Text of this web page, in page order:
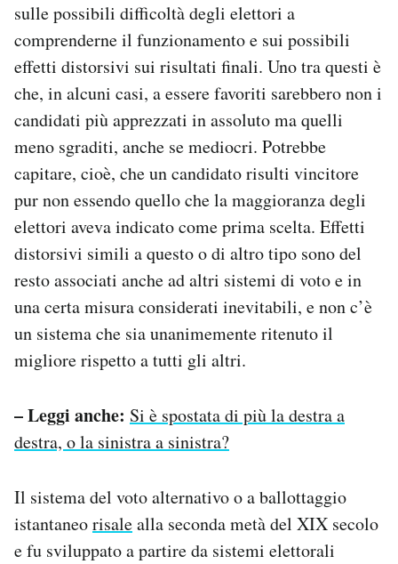
sulle possibili difficoltà degli elettori a
comprenderne il funzionamento e sui possibili
effetti distorsivi sui risultati finali. Uno tra questi è
che, in alcuni casi, a essere favoriti sarebbero non i
candidati più apprezzati in assoluto ma quelli
meno sgraditi, anche se mediocri. Potrebbe
capitare, cioè, che un candidato risulti vincitore
pur non essendo quello che la maggioranza degli
elettori aveva indicato come prima scelta. Effetti
distorsivi simili a questo o di altro tipo sono del
resto associati anche ad altri sistemi di voto e in
una certa misura considerati inevitabili, e non c’è
un sistema che sia unanimemente ritenuto il
migliore rispetto a tutti gli altri.
– Leggi anche: Si è spostata di più la destra a
destra, o la sinistra a sinistra?
Il sistema del voto alternativo o a ballottaggio
istantaneorisalealla seconda metà del XIX secolo
e fu sviluppato a partire da sistemi elettorali